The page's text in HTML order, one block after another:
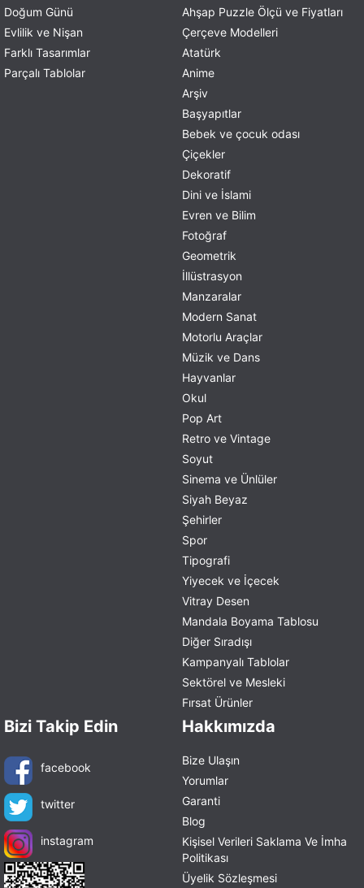
Doğum Günü
Evlilik ve Nişan
Farklı Tasarımlar
Parçalı Tablolar
Ahşap Puzzle Ölçü ve Fiyatları
Çerçeve Modelleri
Atatürk
Anime
Arşiv
Başyapıtlar
Bebek ve çocuk odası
Çiçekler
Dekoratif
Dini ve İslami
Evren ve Bilim
Fotoğraf
Geometrik
İllüstrasyon
Manzaralar
Modern Sanat
Motorlu Araçlar
Müzik ve Dans
Hayvanlar
Okul
Pop Art
Retro ve Vintage
Soyut
Sinema ve Ünlüler
Siyah Beyaz
Şehirler
Spor
Tipografi
Yiyecek ve İçecek
Vitray Desen
Mandala Boyama Tablosu
Diğer Sıradışı
Kampanyalı Tablolar
Sektörel ve Mesleki
Fırsat Ürünler
Bizi Takip Edin
facebook
twitter
instagram
Hakkımızda
Bize Ulaşın
Yorumlar
Garanti
Blog
Kişisel Verileri Saklama Ve İmha
Politikası
Üyelik Sözleşmesi